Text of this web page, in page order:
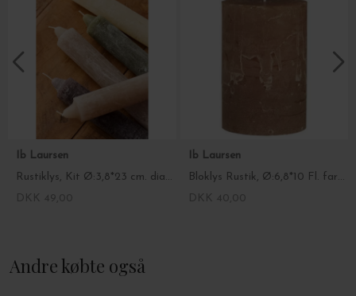
Ib Laursen
Rustiklys, Kit Ø:3,8*23 cm. diameter som fyrfadslys (passer til glasstagen fra Ib)
Ib Laursen
Bloklys Rustik, Ø:6,8*10 Fl. farver
Andre købte også